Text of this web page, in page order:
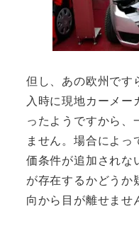
但し、あの欧州です
入時に現地カーメ
ったようですから
ません。場合によ
価条件が追加されな
が存在するかどうか
向から目が離せませ